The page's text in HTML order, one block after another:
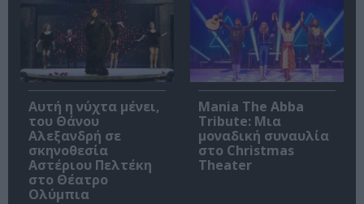
Αυτή η νύχτα μένει,
του Θάνου
Αλεξανδρή σε
σκηνοθεσία
Αστέριου Πελτέκη
στο Θέατρο
Ολύμπια
Mania The Abba
Tribute: Μια
μοναδική συναυλία
στο Christmas
Theater